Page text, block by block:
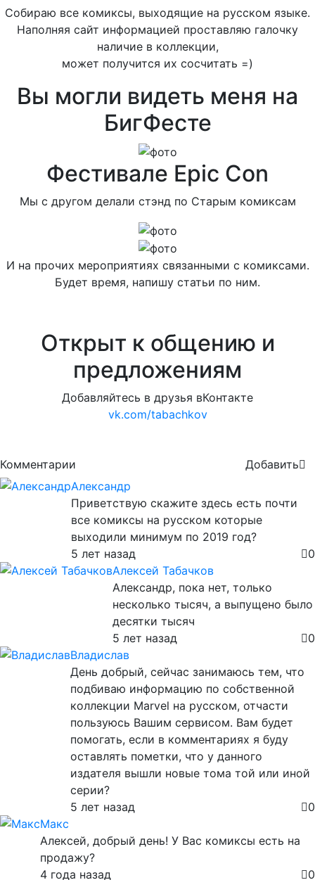
Собираю все комиксы, выходящие на русском языке.
Наполняя сайт информацией проставляю галочку
наличие в коллекции,
может получится их сосчитать =)
Вы могли видеть меня на
БигФесте
Фестивале Epic Con
Мы с другом делали стэнд по Старым комиксам
И на прочих мероприятиях связанными с комиксами.
Будет время, напишу статьи по ним.
Открыт к общению и
предложениям
Добавляйтесь в друзья вКонтакте
vk.com/tabachkov
Комментарии
Добавить
Александр
Приветствую скажите здесь есть почти
все комиксы на русском которые
выходили минимум по 2019 год?
5 лет назад
0
Алексей Табачков
Александр, пока нет, только
несколько тысяч, а выпущено было
десятки тысяч
5 лет назад
0
Владислав
День добрый, сейчас занимаюсь тем, что
подбиваю информацию по собственной
коллекции Marvel на русском, отчасти
пользуюсь Вашим сервисом. Вам будет
помогать, если в комментариях я буду
оставлять пометки, что у данного
издателя вышли новые тома той или иной
серии?
5 лет назад
0
Макс
Алексей, добрый день! У Вас комиксы есть на
продажу?
4 года назад
0